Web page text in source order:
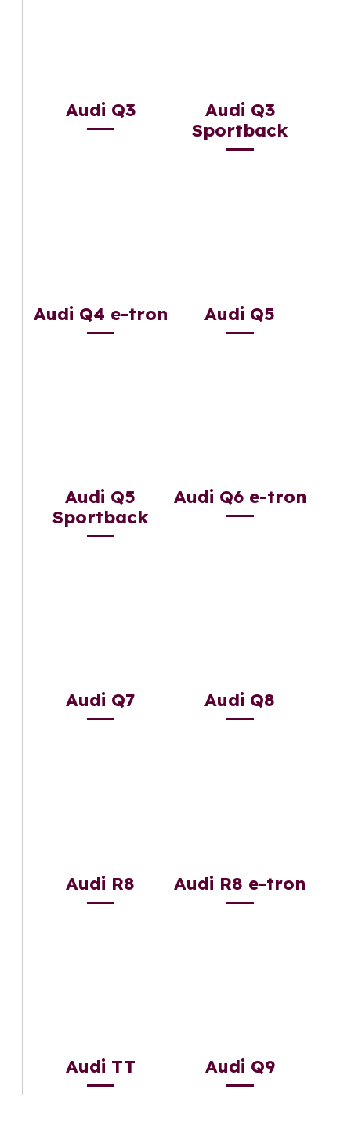
Audi Q3
Audi Q3
Sportback
Audi Q4 e-tron Audi Q5
Audi Q5
Sportback
Audi Q6 e-tron
Audi Q7 Audi Q8
Audi R8 Audi R8 e-tron
Audi TT Audi Q9